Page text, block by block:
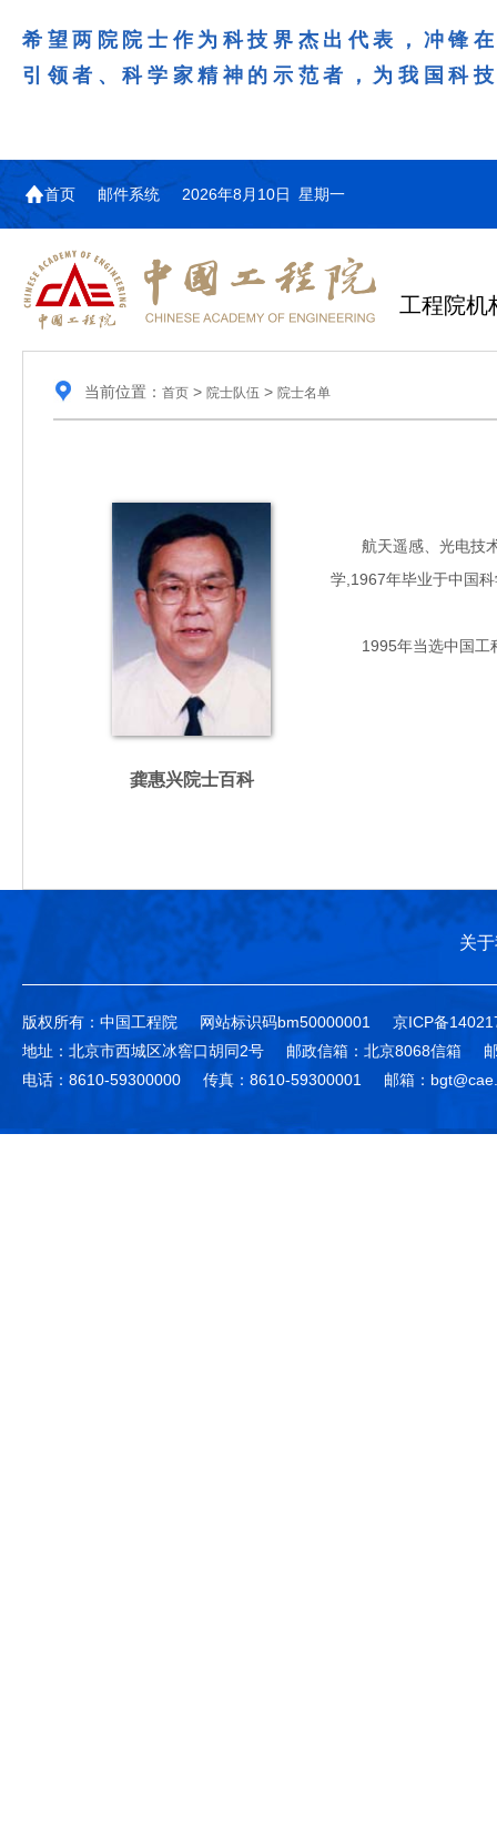
希望两院院士作为科技界杰出代表，冲锋
引领者、科学家精神的示范者，为我国科
首页 邮件系统 2026年8月10日 星期一
工程院机
当前位置： 首页> 院士队伍 > 院士名单
龚惠兴院士百科
航天遥感、光电技术
学,1967年毕业于中国
1995年当选中国工
关
版权所有：中国工程院 网站标识码bm50000001
京ICP备
地址：北京市西城区冰窖口胡同2号
邮政信箱：北京8068信箱
电话：8610-59300000
传真：8610-59300001 邮箱：